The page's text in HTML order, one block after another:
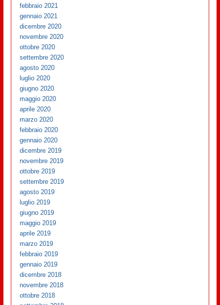
febbraio 2021
gennaio 2021
dicembre 2020
novembre 2020
ottobre 2020
settembre 2020
agosto 2020
luglio 2020
giugno 2020
maggio 2020
aprile 2020
marzo 2020
febbraio 2020
gennaio 2020
dicembre 2019
novembre 2019
ottobre 2019
settembre 2019
agosto 2019
luglio 2019
giugno 2019
maggio 2019
aprile 2019
marzo 2019
febbraio 2019
gennaio 2019
dicembre 2018
novembre 2018
ottobre 2018